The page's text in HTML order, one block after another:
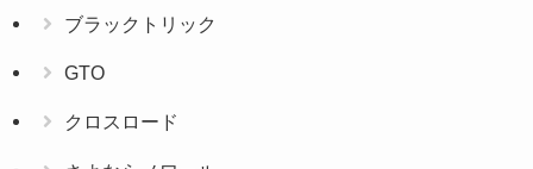
ブラックトリック
GTO
クロスロード